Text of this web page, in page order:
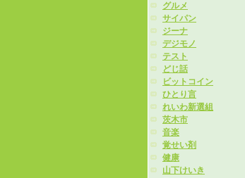
グルメ
サイパン
ジーナ
デジモノ
テスト
どじ話
ビットコイン
ひとり言
れいわ新選組
茨木市
音楽
覚せい剤
健康
山下けいき